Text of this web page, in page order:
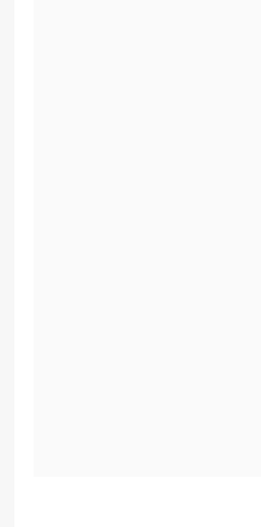
المؤمنين في هذه
بأسباب
مُرۡدِفِینَ﴾
كَفَرُواْ ٱلرُّعۡبَ﴾